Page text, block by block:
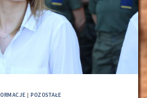
|POZOSTAŁE